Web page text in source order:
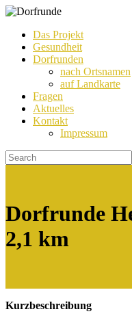
Dorfrunde
Das Projekt
Gesundheit
Dorfrunden
nach Ortsnamen
auf Landkarte
Fragen
Aktuelles
Kontakt
Impressum
Dorfrunde
2,1 km
Kurzbeschreibung